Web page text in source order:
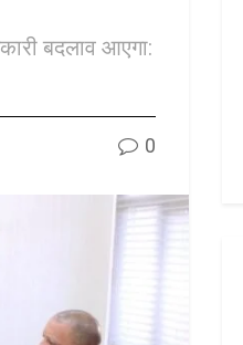
बदलाव आएगा:
0